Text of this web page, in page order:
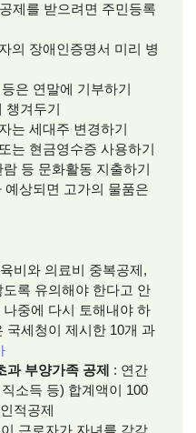
제를 받으려면 주민등록
의 장애인증명서 미리 병
은 연말에 기부하기
겨두기
는 세대주 변경하기
는 현금영수증 사용하기
등 문화활동 지출하기
상되면 고가의 물품은
비와 의료비 중복공제,
록 유의해야 한다고 안
중에 다시 토해내야 하
국세청이 제시한 10개 과
부양가족 공제 : 연간
소득 등) 합계액이 100
적공제